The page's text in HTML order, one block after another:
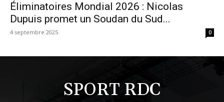
Éliminatoires Mondial 2026 : Nicolas
Dupuis promet un Soudan du Sud...
4 septembre 2025 0
SPORT RDC